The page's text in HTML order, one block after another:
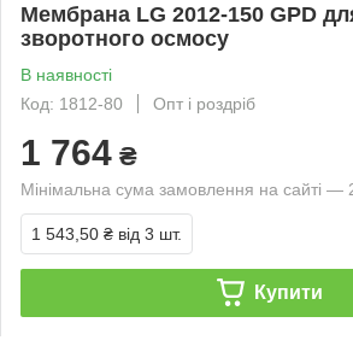
Мембрана LG 2012-150 GPD
зворотного осмосу
В наявності
Код: 1812-80
Опт і роздріб
1 764 ₴
Мінімальна сума замовлення на сайті —
1 543,50 ₴ від 3 шт.
Купити